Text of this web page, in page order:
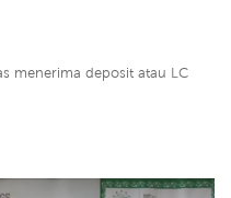
menerima deposit atau LC